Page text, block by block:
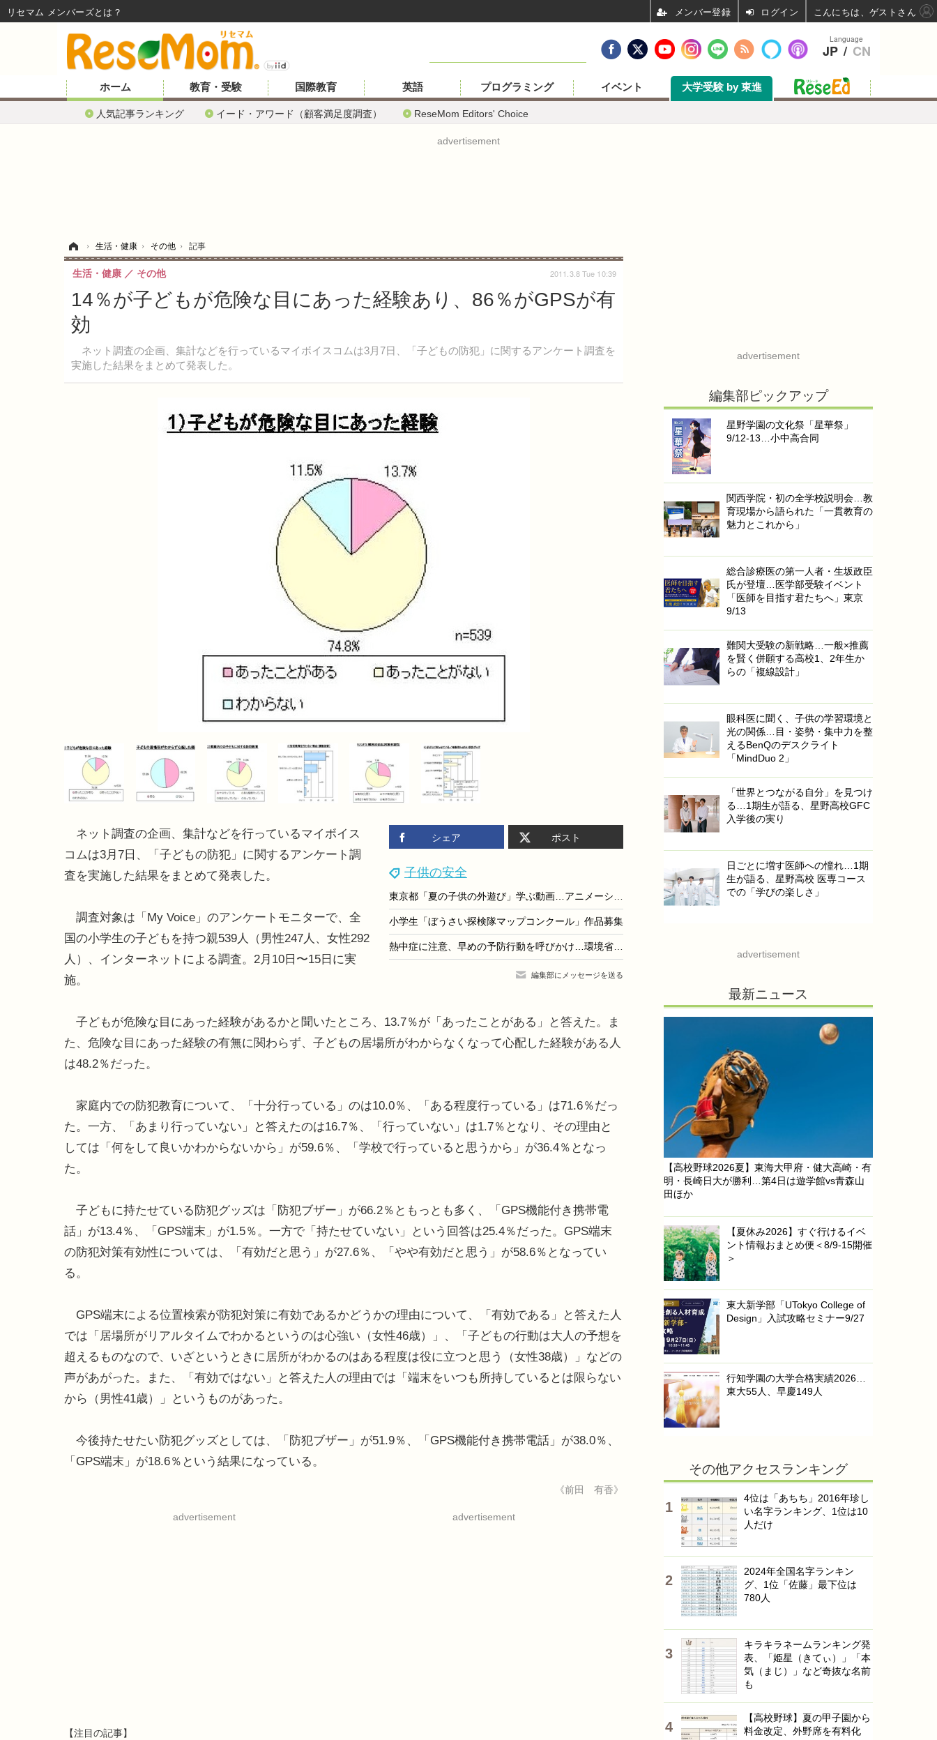
ホーム
人気記事ランキング イード・アワード（顧客満足度調査） ReseMom Editors' Choice
教育・受験 国際教育 英語 プログラミング イベント 大学受験 by 東進
advertisement
› 生活・健康 › その他 › 記事
14％が子どもが危険な目にあった経験あり、86％がGPSが有
効
ネット調査の企画、集計などを行っているマイボイスコムは3月7日、「子どもの防犯」に関するアンケート調査を
実施した結果をまとめて発表した。
生活・健康 その他 2011.3.8 Tue 10:39
シェア ポスト
子供の安全
東京都「夏の子供の外遊び」学ぶ動画…アニメーション編公開
小学生「ぼうさい探検隊マップコンクール」作品募集
熱中症に注意、早めの予防行動を呼びかけ…環境省・気象庁
編集部にメッセージを送る
ネット調査の企画、集計などを行っているマイボイス
コムは3月7日、「子どもの防犯」に関するアンケート調
査を実施した結果をまとめて発表した。
調査対象は「My Voice」のアンケートモニターで、全
国の小学生の子どもを持つ親539人（男性247人、女性292
人）、インターネットによる調査。2月10日〜15日に実
施。
子どもが危険な目にあった経験があるかと聞いたところ、13.7％が「あったことがある」と答えた。ま
た、危険な目にあった経験の有無に関わらず、子どもの居場所がわからなくなって心配した経験がある人
は48.2％だった。
家庭内での防犯教育について、「十分行っている」のは10.0％、「ある程度行っている」は71.6％だっ
た。一方、「あまり行っていない」と答えたのは16.7％、「行っていない」は1.7％となり、その理由と
しては「何をして良いかわからないから」が59.6％、「学校で行っていると思うから」が36.4％となっ
た。
子どもに持たせている防犯グッズは「防犯ブザー」が66.2％ともっとも多く、「GPS機能付き携帯電
話」が13.4％、「GPS端末」が1.5％。一方で「持たせていない」という回答は25.4％だった。GPS端末
の防犯対策有効性については、「有効だと思う」が27.6％、「やや有効だと思う」が58.6％となってい
る。
GPS端末による位置検索が防犯対策に有効であるかどうかの理由について、「有効である」と答えた人
では「居場所がリアルタイムでわかるというのは心強い（女性46歳）」、「子どもの行動は大人の予想を
超えるものなので、いざというときに居所がわかるのはある程度は役に立つと思う（女性38歳）」などの
声があがった。また、「有効ではない」と答えた人の理由では「端末をいつも所持しているとは限らない
から（男性41歳）」というものがあった。
今後持たせたい防犯グッズとしては、「防犯ブザー」が51.9％、「GPS機能付き携帯電話」が38.0％、
「GPS端末」が18.6％という結果になっている。
《前田 有香》
advertisement advertisement
【注目の記事】
advertisement
編集部ピックアップ
星野学園の文化祭「星華祭」
9/12-13…小中高合同
関西学院・初の全学校説明会…教
育現場から語られた「一貫教育の
魅力とこれから」
総合診療医の第一人者・生坂政臣
氏が登壇…医学部受験イベント
「医師を目指す君たちへ」東京
9/13
難関大受験の新戦略…一般×推薦
を賢く併願する高校1、2年生か
らの「複線設計」
眼科医に聞く、子供の学習環境と
光の関係…目・姿勢・集中力を整
えるBenQのデスクライト
「MindDuo 2」
「世界とつながる自分」を見つけ
る…1期生が語る、星野高校GFC
入学後の実り
日ごとに増す医師への憧れ…1期
生が語る、星野高校 医専コース
での「学びの楽しさ」
advertisement
最新ニュース
【高校野球2026夏】東海大甲府・健大高崎・有
明・長崎日大が勝利…第4日は遊学館vs青森山
田ほか
【夏休み2026】すぐ行けるイベ
ント情報おまとめ便＜8/9-15開催
＞
東大新学部「UTokyo College of
Design」入試攻略セミナー9/27
行知学園の大学合格実績2026…
東大55人、早慶149人
その他アクセスランキング
4位は「あちち」2016年珍し
い名字ランキング、1位は10
人だけ
2024年全国名字ランキン
グ、1位「佐藤」最下位は
780人
キラキラネームランキング発
表、「姫星（きてぃ）」「本
気（まじ）」など奇抜な名前
も
【高校野球】夏の甲子園から
料金改定、外野席を有料化
Language
JP / CN
リセマム メンバーズ ログイン こんにちは、ゲストさん